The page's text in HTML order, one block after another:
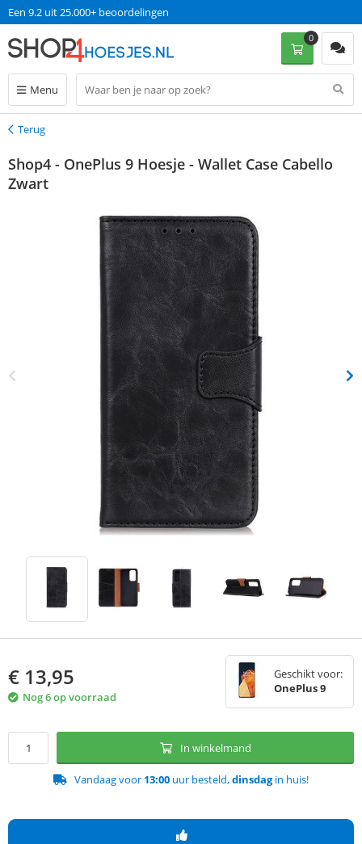
Een 9.2 uit 25.000+ beoordelingen
Menu
0
Terug
Terug
Shop4 - OnePlus 9 Hoesje - Wallet Case Cabello
Zwart
€ 13,95
Nog 6 op voorraad
Geschikt voor:
OnePlus 9
In winkelmand
Vandaag voor 13:00 uur besteld,dinsdagin huis!